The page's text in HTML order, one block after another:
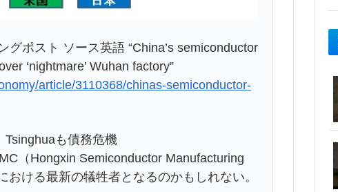
ポスト ソース英語 “China’s semiconductor
‘nightmare’ Wuhan factory”
article/3110368/chinas-semiconductor-
も債務危機
（Hongxin Semiconductor Manufacturing
ける最新の犠牲者となるのかもしれない。